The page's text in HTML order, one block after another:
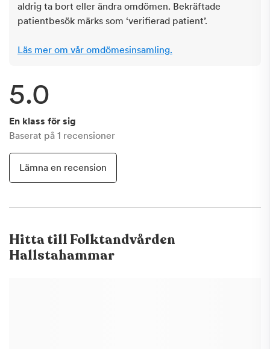
aldrig ta bort eller ändra omdömen. Bekräftade
patientbesök märks som ‘verifierad patient’.
Läs mer om vår omdömesinsamling.
5.0
En klass för sig
Baserat på 1 recensioner
Lämna en recension
Hitta till Folktandvården
Hallstahammar